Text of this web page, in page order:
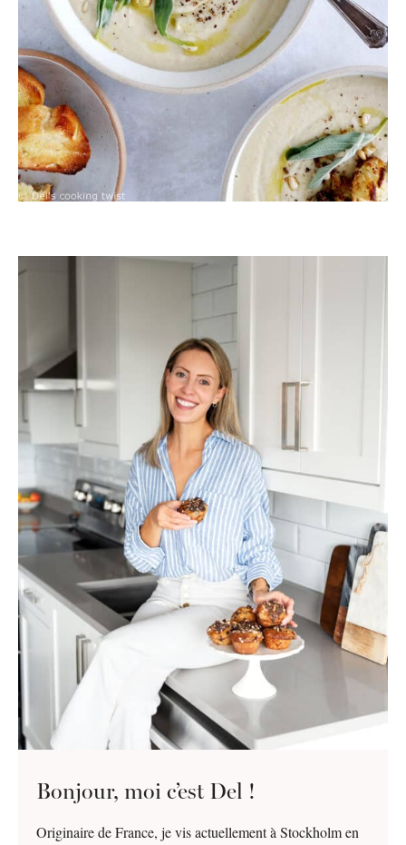
Bonjour, moi c’est Del !
Originaire de France, je vis actuellement à Stockholm en